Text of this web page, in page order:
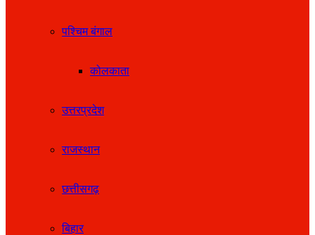
पश्चिम बंगाल
कोलकाता
उत्तरप्रदेश
राजस्थान
छत्तीसगढ़
बिहार